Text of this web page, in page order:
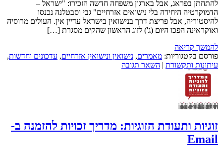
להתחתן בפראג, אבל בארגון משפחה חדשה הזכירו: "ישראל –
הדמוקרטיה היחידה בלי נישואים אזרחיים" גבי וסבטלנה נכנסו
להיסטוריה, אבל פריצת דרך בנישואין בישראל עדיין אין. העולים מרוסיה
ואוקראינה הפכו היום (ג') לזוג הראשון שהקים מסגרת […]
להמשך קריאה
פורסם בקטגוריות: מאמרים, נישואין ונישואין אזרחיים, עדכונים וחדשות,
עיתונות ותקשורת | השאר תגובה
זוגיות ותעודת הזוגיות: מדריך זכויות להזמנה ב-
Email